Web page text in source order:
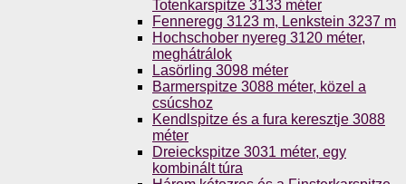
Totenkarspitze 3133 méter
Fenneregg 3123 m, Lenkstein 3237 m
Hochschober nyereg 3120 méter,
meghátrálok
Lasörling 3098 méter
Barmerspitze 3088 méter, közel a
csúcshoz
Kendlspitze és a fura keresztje 3088
méter
Dreieckspitze 3031 méter, egy
kombinált túra